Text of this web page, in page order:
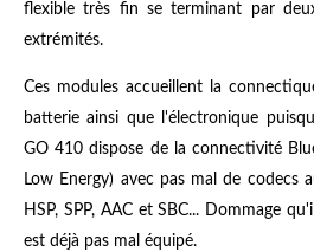
flexible très fin se terminant par
extrémités.
Ces modules accueillent la
batterie ainsi que l'électronique
GO 410 dispose de la connectivité
Low Energy) avec pas mal de codecs
HSP, SPP, AAC et SBC... Dommage
est déjà pas mal équipé.